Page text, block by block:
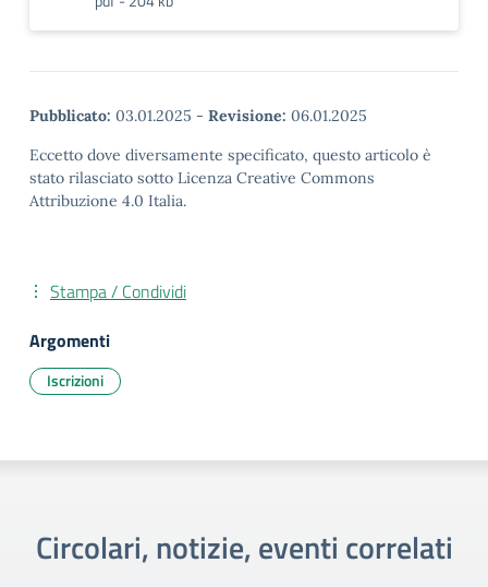
Pubblicato: 03.01.2025 - Revisione: 06.01.2025
Eccetto dove diversamente specificato, questo articolo è
stato rilasciato sotto Licenza Creative Commons
Attribuzione 4.0 Italia.
Stampa / Condividi
Argomenti
Iscrizioni
Circolari, notizie, eventi correlati